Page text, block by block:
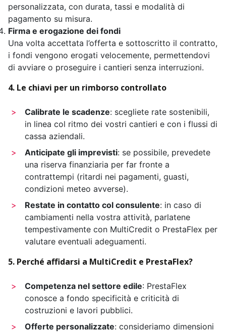
personalizzata, con durata, tassi e modalità di
pagamento su misura.
Firma e erogazione dei fondi
Una volta accettata l’offerta e sottoscritto il contratto,
i fondi vengono erogati velocemente, permettendovi
di avviare o proseguire i cantieri senza interruzioni.
4. Le chiavi per un rimborso controllato
Calibrate le scadenze: scegliete rate sostenibili,
in linea col ritmo dei vostri cantieri e con i flussi di
cassa aziendali.
Anticipate gli imprevisti: se possibile, prevedete
una riserva finanziaria per far fronte a
contrattempi (ritardi nei pagamenti, guasti,
condizioni meteo avverse).
Restate in contatto col consulente: in caso di
cambiamenti nella vostra attività, parlatene
tempestivamente con MultiCredit o PrestaFlex per
valutare eventuali adeguamenti.
5. Perché affidarsi a MultiCredit e PrestaFlex?
Competenza nel settore edile: PrestaFlex
conosce a fondo specificità e criticità di
costruzioni e lavori pubblici.
Offerte personalizzate: consideriamo dimensioni